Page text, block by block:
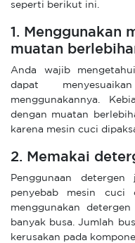
seperti berikut ini.
1. Menggunakan
muatan
Anda wajib
dapat
menggunakannya.
dengan muatan
karena mesin cuci
2. Memakai
Penggunaan
penyebab mesin cuci
menggunakan
banyak busa. Jumlah
kerusakan pada